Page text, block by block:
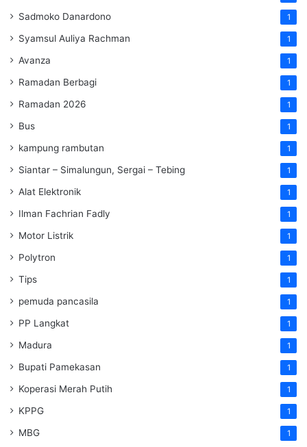
Sadmoko Danardono 1
Syamsul Auliya Rachman 1
Avanza 1
Ramadan Berbagi 1
Ramadan 2026 1
Bus 1
kampung rambutan 1
Siantar – Simalungun, Sergai – Tebing 1
Alat Elektronik 1
Ilman Fachrian Fadly 1
Motor Listrik 1
Polytron 1
Tips 1
pemuda pancasila 1
PP Langkat 1
Madura 1
Bupati Pamekasan 1
Koperasi Merah Putih 1
KPPG 1
MBG 1